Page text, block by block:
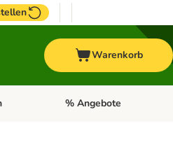
Warenkorb
öffnen: PferdKategorie-Menü öffnen:
% Angebote